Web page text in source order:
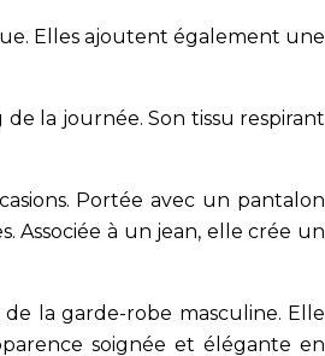
Elles ajoutent également une
la journée. Son tissu respirant
Portée avec un pantalon
Associée à un jean, elle crée un
la garde-robe masculine. Elle
soignée et élégante en